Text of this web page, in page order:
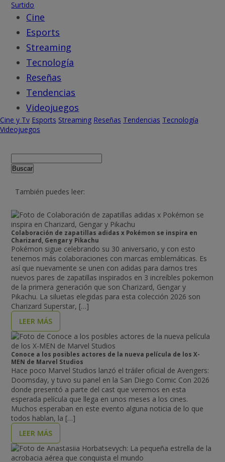
Surtido
Cine
Esports
Streaming
Tecnología
Reseñas
Tendencias
Videojuegos
Cine y Tv Esports Streaming Reseñas Tendencias Tecnología
Videojuegos
Buscar
También puedes leer:
Colaboración de zapatillas adidas x Pokémon se inspira en
Charizard, Gengar y Pikachu
Pokémon sigue celebrando su 30 aniversario, y con esto
tenemos más colaboraciones con marcas emblemáticas. Es
así que nuevamente se unen con adidas para darnos tres
nuevos pares de zapatillas inspirados en 3 increíbles pokemon
de la primera generación que son Charizard, Gengar y
Pikachu. La siluetas elegidas para esta colección 2026 son
Charizard Superstar, […]
LEER MÁS
Conoce a los posibles actores de la nueva película de los X-
MEN de Marvel Studios
Hace poco Marvel Studios lanzó el tráiler oficial de Avengers:
Doomsday, y tuvo su panel en la San Diego Comic Con 2026
donde presentó a parte del cast que veremos en esta
esperada película que llega en unos meses a los cines.
Muchos esperaban en este evento alguna noticia de lo que
todos hablan, la […]
LEER MÁS